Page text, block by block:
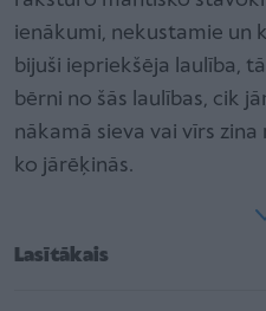
ienākumi, nekustamie un
bijuši iepriekšēja laulība,
bērni no šās laulības, cik
nākamā sieva vai vīrs
ko jārēķinās.
Lasītākais